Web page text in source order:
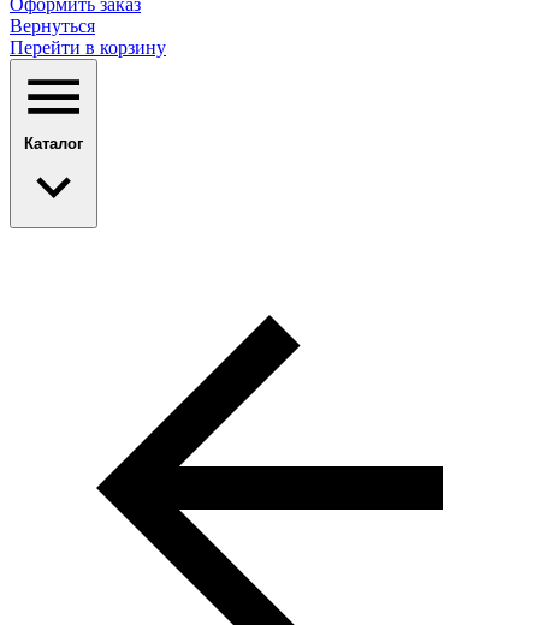
Оформить заказ
Вернуться
Перейти в корзину
Каталог